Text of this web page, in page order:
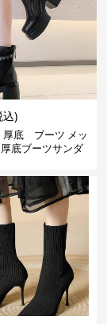
込)
底 ブーツ メッ
底ブーツサンダ